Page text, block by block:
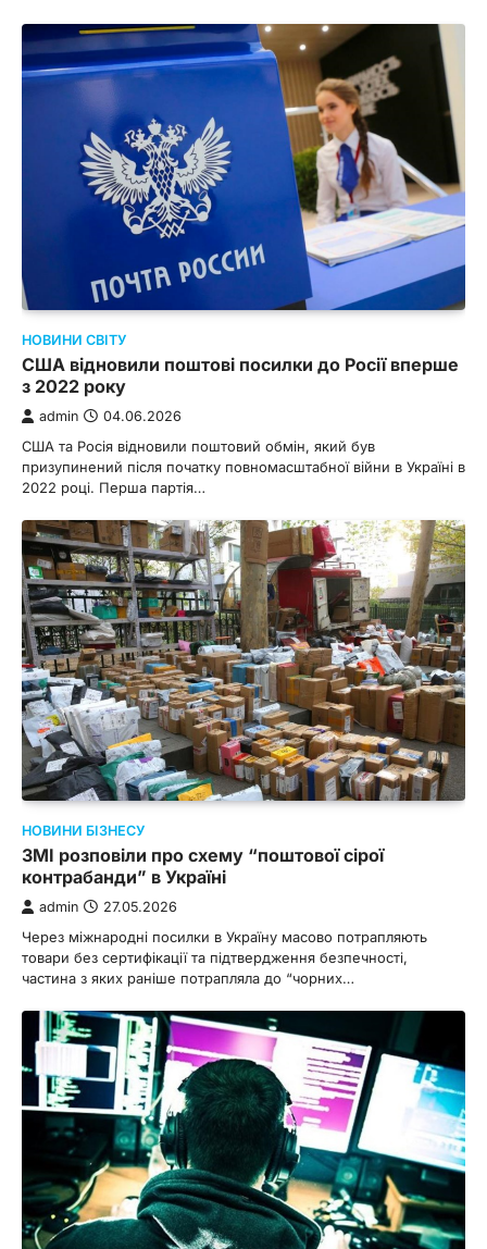
НОВИНИ СВІТУ
США відновили поштові посилки до Росії вперше
з 2022 року
admin 04.06.2026
США та Росія відновили поштовий обмін, який був
призупинений після початку повномасштабної війни в Україні в
2022 році. Перша партія…
НОВИНИ БІЗНЕСУ
ЗМІ розповіли про схему “поштової сірої
контрабанди” в Україні
admin 27.05.2026
Через міжнародні посилки в Україну масово потрапляють
товари без сертифікації та підтвердження безпечності,
частина з яких раніше потрапляла до “чорних…